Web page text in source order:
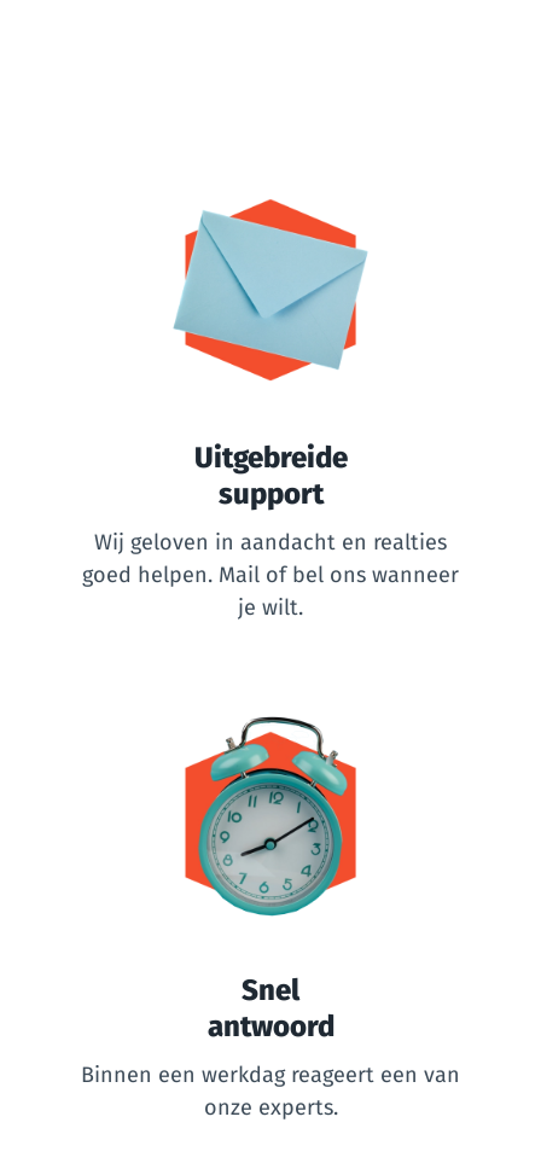
Uitgebreide
support
Wij geloven in aandacht en realties
goed helpen. Mail of bel ons wanneer
je wilt.
Snel
antwoord
Binnen een werkdag reageert een van
onze experts.